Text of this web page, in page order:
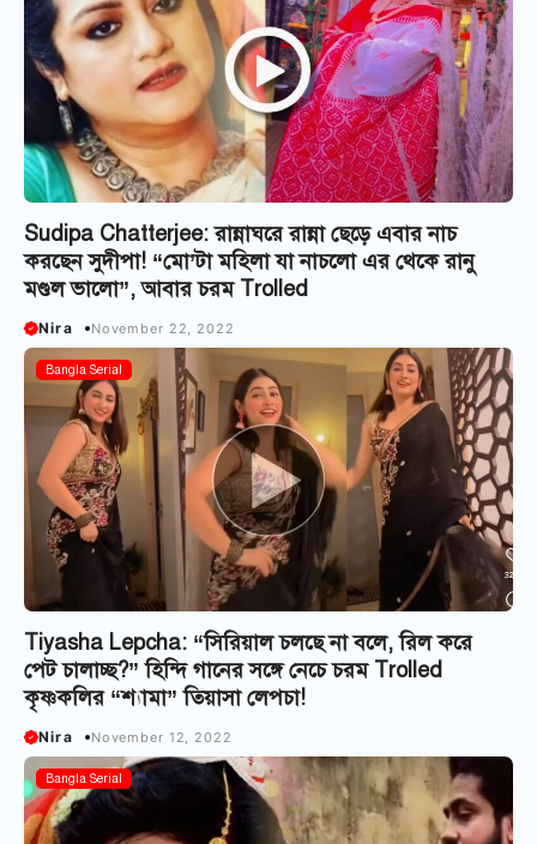
Sudipa Chatterjee: রান্নাঘরে রান্না ছেড়ে এবার নাচ
করছেন সুদীপা! “মো’টা মহিলা যা নাচলো এর থেকে রানু
মণ্ডল ভালো”, আবার চরম Trolled
Nira November 22, 2022
Bangla Serial
Tiyasha Lepcha: “সিরিয়াল চলছে না বলে, রিল করে
পেট চালাচ্ছ?” হিন্দি গানের সঙ্গে নেচে চরম Trolled
কৃষ্ণকলির “শ্যামা” তিয়াসা লেপচা!
Nira November 12, 2022
Bangla Serial